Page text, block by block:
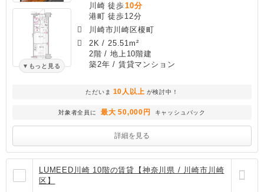
もっと見る
川崎 徒歩10分
港町 徒歩12分
川崎市川崎区榎町
2K / 25.51m²
2階 / 地上10階建
築2年 / 賃貸マンション
ただいま 10人以上 が検討中！
対象者全員に 最大 50,000円 キャッシュバック
詳細を見る
LUMEED川崎 10階の賃貸【神奈川県 / 川崎市川崎
区】